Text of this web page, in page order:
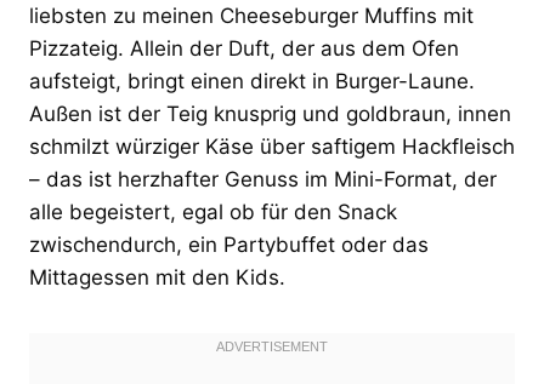
liebsten zu meinen Cheeseburger Muffins mit
Pizzateig. Allein der Duft, der aus dem Ofen
aufsteigt, bringt einen direkt in Burger-Laune.
Außen ist der Teig knusprig und goldbraun, innen
schmilzt würziger Käse über saftigem Hackfleisch
– das ist herzhafter Genuss im Mini-Format, der
alle begeistert, egal ob für den Snack
zwischendurch, ein Partybuffet oder das
Mittagessen mit den Kids.